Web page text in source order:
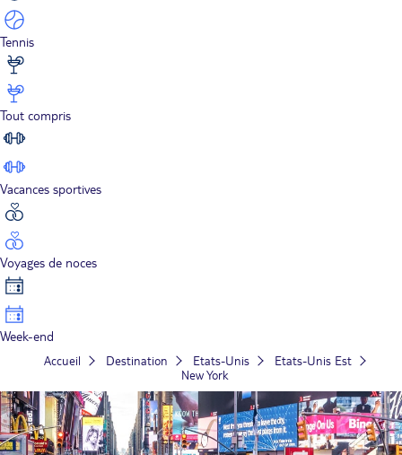
Tennis
Tout compris
Vacances sportives
Voyages de noces
Week-end
Accueil Destination Etats-Unis
Etats-Unis Est
New York